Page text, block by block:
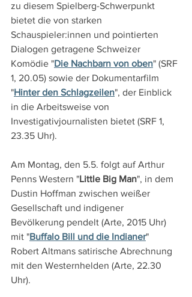
zu diesem Spielberg-Schwerpunkt
bietet die von starken
Schauspieler:innen und pointierten
Dialogen getragene Schweizer
Komödie "Die Nachbarn von oben" (SRF
1, 20.05) sowie der Dokumentarfilm
"Hinter den Schlagzeilen", der Einblick
in die Arbeitsweise von
Investigativjournalisten bietet (SRF 1,
23.35 Uhr).
Am Montag, den 5.5. folgt auf Arthur
Penns Western "Little Big Man", in dem
Dustin Hoffman zwischen weißer
Gesellschaft und indigener
Bevölkerung pendelt (Arte, 2015 Uhr)
mit "Buffalo Bill und die Indianer"
Robert Altmans satirische Abrechnung
mit den Westernhelden (Arte, 22.30
Uhr).